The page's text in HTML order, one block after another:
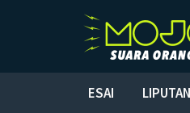
ESAI LIPUTAN